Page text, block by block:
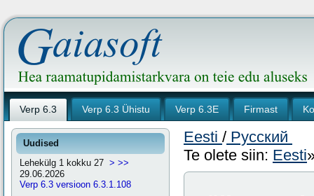
Verp 6.3 Verp 6.3 Ühistu Verp 6.3E Firmast
Uudised
Lehekülg 1 kokku 27 > >>
29.06.2026
Verp 6.3 versioon 6.3.1.108
Eesti / Русский
Te olete siin: Eesti